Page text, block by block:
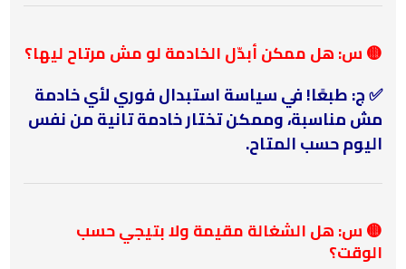
🟡 س: هل ممكن أبدّل الخادمة لو مش مرتاح ليها؟
✅ ج: طبعًا! في سياسة استبدال فوري لأي خادمة
مش مناسبة، وممكن تختار خادمة تانية من نفس
اليوم حسب المتاح.
🟡 س: هل الشغالة مقيمة ولا بتيجي حسب
الوقت؟